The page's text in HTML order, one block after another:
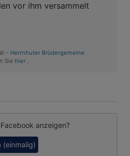
vor ihm versammelt
– Herrnhuter Brüdergemeine
Sie hier .
anzeigen?
(einmalig)